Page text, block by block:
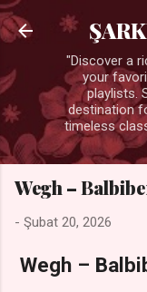
"Discover a
your
playlists.
destination
timeless
Wegh –
- Şubat 20, 2026
Wegh –